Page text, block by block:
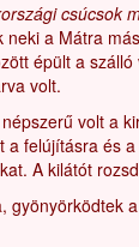
csúcsok
a Mátra
épült a
volt.
volt a
felújításra
A kilátót